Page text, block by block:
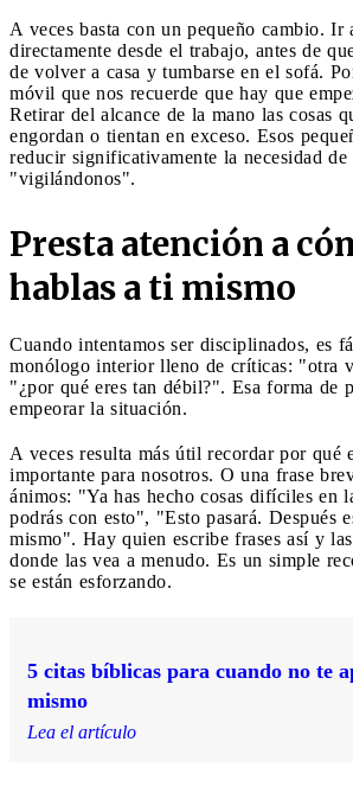
A veces basta con un pequeño cambio. Ir
directamente desde el trabajo, antes de
de volver a casa y tumbarse en el sofá.
móvil que nos recuerde que hay que
Retirar del alcance de la mano las cosas
engordan o tientan en exceso. Esos
reducir significativamente la necesidad de
"vigilándonos".
Presta atención a
hablas a ti mismo
Cuando intentamos ser disciplinados, es
monólogo interior lleno de críticas: "otra
"¿por qué eres tan débil?". Esa forma de
empeorar la situación.
A veces resulta más útil recordar por qué
importante para nosotros. O una frase
ánimos: "Ya has hecho cosas difíciles en
podrás con esto", "Esto pasará. Después
mismo". Hay quien escribe frases así y
donde las vea a menudo. Es un simple
se están esforzando.
5 citas bíblicas para cuando no te
mismo
Lea el artículo